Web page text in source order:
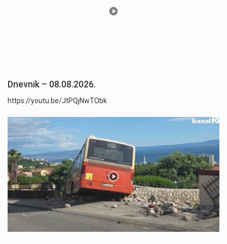
Dnevnik – 08.08.2026.
https://youtu.be/JtPQjNwTObk